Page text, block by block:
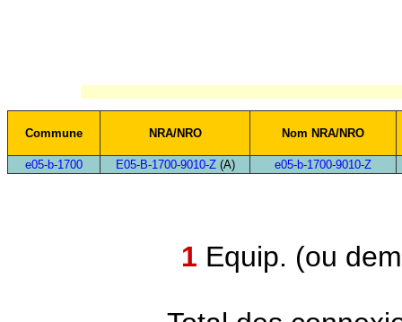
Commune NRA/NRO Nom NRA/NRO
e05-b-1700 E05-B-1700-9010-Z(A) e05-b-1700-9010-Z
1 Equip. (ou